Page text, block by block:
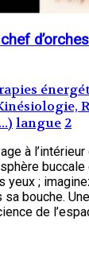
langue 2
à l’intérieur
buccale
yeux ;
bouche.
de